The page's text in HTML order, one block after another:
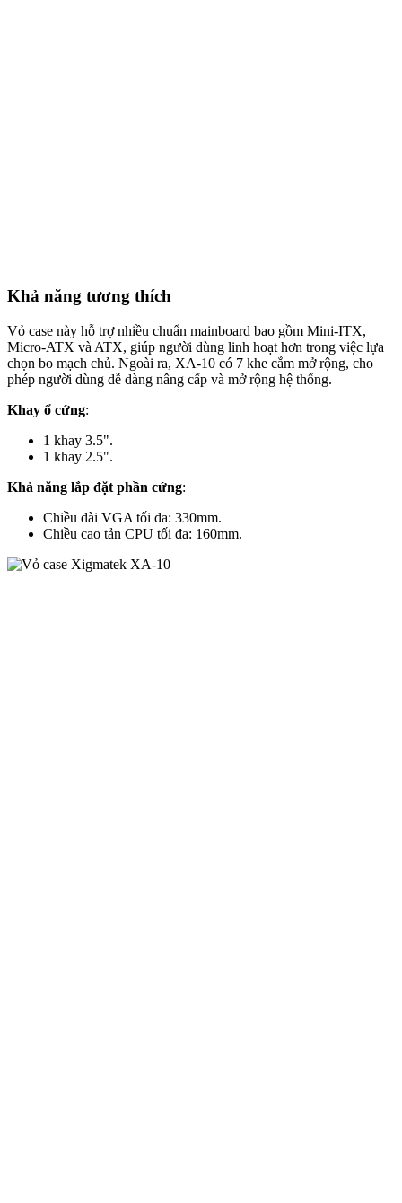
Khả năng tương thích
Vỏ case này hỗ trợ nhiều chuẩn mainboard bao gồm Mini-ITX,
Micro-ATX và ATX, giúp người dùng linh hoạt hơn trong việc lựa
chọn bo mạch chủ. Ngoài ra, XA-10 có 7 khe cắm mở rộng, cho
phép người dùng dễ dàng nâng cấp và mở rộng hệ thống.
Khay ổ cứng:
1 khay 3.5".
1 khay 2.5".
Khả năng lắp đặt phần cứng:
Chiều dài VGA tối đa: 330mm.
Chiều cao tản CPU tối đa: 160mm.